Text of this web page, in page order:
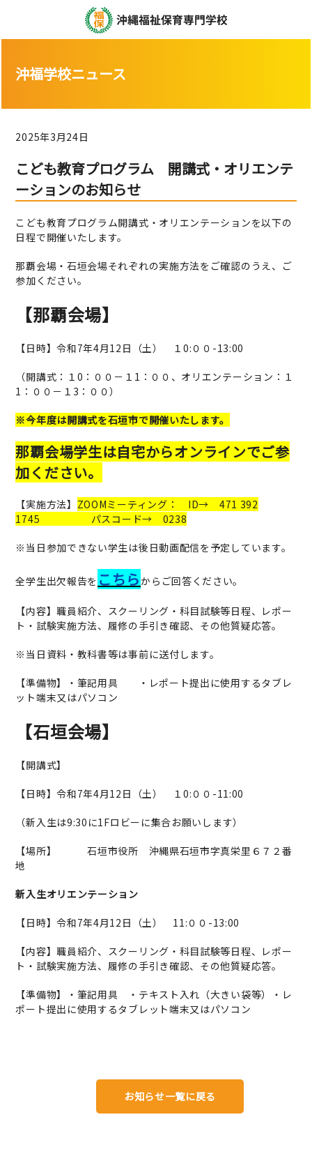
沖福学校ニュース
2025年3月24日
こども教育プログラム 開講式・オリエンテ
ーションのお知らせ
こども教育プログラム開講式・オリエンテーションを以下の
日程で開催いたします。
那覇会場・石垣会場それぞれの実施方法をご確認のうえ、ご
参加ください。
【那覇会場】
【日時】令和7年4月12日（土） １0:００-13:00
（開講式：１0：００－１1：００、オリエンテーション：１
1：００－１3：００）
※今年度は開講式を石垣市で開催いたします。
那覇会場学生は自宅からオンラインでご参
加ください。
【実施方法】 ZOOMミーティング： ID→ 471 392
1745 パスコード→ 0238
※当日参加できない学生は後日動画配信を予定しています。
全学生出欠報告を こちらからご回答ください。
【内容】職員紹介、スクーリング・科目試験等日程、レポー
ト・試験実施方法、履修の手引き確認、その他質疑応答。
※当日資料・教科書等は事前に送付します。
【準備物】・筆記用具 ・レポート提出に使用するタブレ
ット端末又はパソコン
【石垣会場】
【開講式】
【日時】令和7年4月12日（土） １0:００-11:00
（新入生は9:30に1Fロビーに集合お願いします）
【場所】 石垣市役所 沖縄県石垣市字真栄里６７２番
地
新入生オリエンテーション
【日時】令和7年4月12日（土） 11:００-13:00
【内容】職員紹介、スクーリング・科目試験等日程、レポー
ト・試験実施方法、履修の手引き確認、その他質疑応答。
【準備物】・筆記用具 ・テキスト入れ（大きい袋等）・レ
ポート提出に使用するタブレット端末又はパソコン
お知らせ一覧に戻る